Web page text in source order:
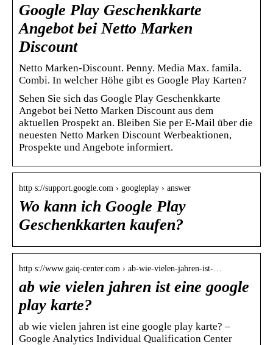
Google Play Geschenkkarte
Angebot bei Netto Marken
Discount
Netto Marken-Discount. Penny. Media Max. famila.
Combi. In welcher Höhe gibt es Google Play Karten?
Sehen Sie sich das Google Play Geschenkkarte
Angebot bei Netto Marken Discount aus dem
aktuellen Prospekt an. Bleiben Sie per E-Mail über die
neuesten Netto Marken Discount Werbeaktionen,
Prospekte und Angebote informiert.
http s://support.google.com › googleplay › answer
Wo kann ich Google Play
Geschenkkarten kaufen?
http s://www.gaiq-center.com › ab-wie-vielen-jahren-ist-…
ab wie vielen jahren ist eine google
play karte?
ab wie vielen jahren ist eine google play karte? –
Google Analytics Individual Qualification Center